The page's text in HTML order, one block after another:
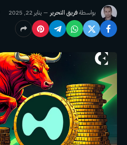
بواسطةفريق التحرير يناير 22, 2025